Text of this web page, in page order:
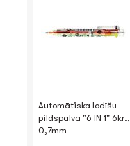
Automātiska lodīšu
pildspalva "6 IN 1" 6kr.,
0,7mm